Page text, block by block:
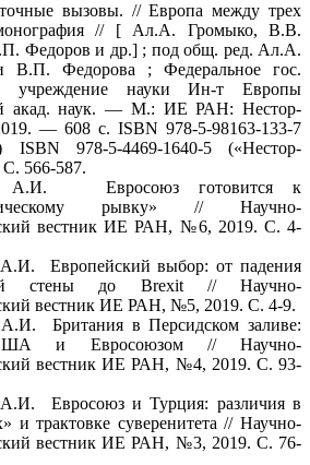
вызовы. // Европа между трех
// [ Ал.А. Громыко, В.В.
Федоров и др.] ; под общ. ред. Ал.А.
В.П. Федорова ; Федеральное гос.
учреждение науки Ин-т Европы
акад. наук. — М.: ИЕ РАН: Нестор-
— 608 с. ISBN 978-5-98163-133-7
978-5-4469-1640-5 («Нестор-
566-587.
А.И. Евросоюз готовится к
рывку» // Научно-
вестник ИЕ РАН, №6, 2019. С. 4-
Европейский выбор: от падения
стены до Brexit // Научно-
вестник ИЕ РАН, №5, 2019. С. 4-9.
Британия в Персидском заливе:
и Евросоюзом // Научно-
вестник ИЕ РАН, №4, 2019. С. 93-
Евросоюз и Турция: различия в
и трактовке суверенитета // Научно-
вестник ИЕ РАН, №3, 2019. С. 76-